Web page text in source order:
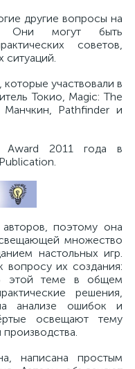
другие вопросы на
Они могут быть
советов,
участвовали в
Токио, Magic: The
Pathfinder и
Award 2011 года в
поэтому она
множество
настольных игр.
вопросу их создания:
этой теме в общем
решения,
анализе ошибок и
освещают тему
написана простым